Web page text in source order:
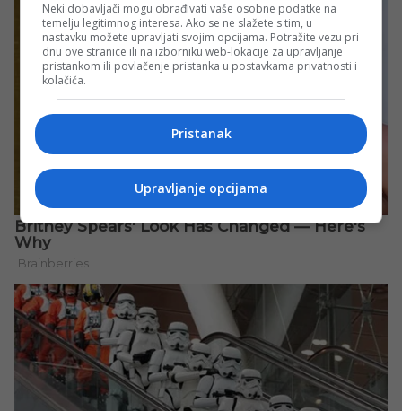
Neki dobavljači mogu obrađivati vaše osobne podatke na
temelju legitimnog interesa. Ako se ne slažete s tim, u
nastavku možete upravljati svojim opcijama. Potražite vezu pri
dnu ove stranice ili na izborniku web-lokacije za upravljanje
pristankom ili povlačenje pristanka u postavkama privatnosti i
kolačića.
Pristanak
Upravljanje opcijama